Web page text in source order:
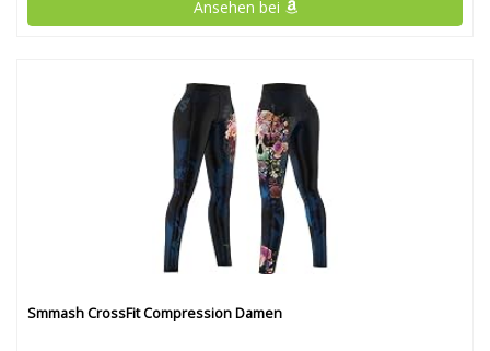
Ansehen bei
Smmash CrossFit Compression Damen